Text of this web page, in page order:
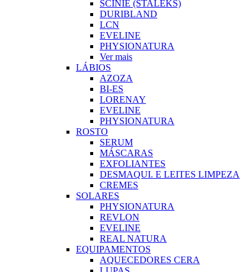
SCINIE (STALEKS)
DURIBLAND
LCN
EVELINE
PHYSIONATURA
Ver mais
LÁBIOS
AZOZA
BI-ES
LORENAY
EVELINE
PHYSIONATURA
ROSTO
SERUM
MÁSCARAS
EXFOLIANTES
DESMAQUI. E LEITES LIMPEZA
CREMES
SOLARES
PHYSIONATURA
REVLON
EVELINE
REAL NATURA
EQUIPAMENTOS
AQUECEDORES CERA